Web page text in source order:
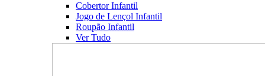
Cobertor Infantil
Jogo de Lençol Infantil
Roupão Infantil
Ver Tudo